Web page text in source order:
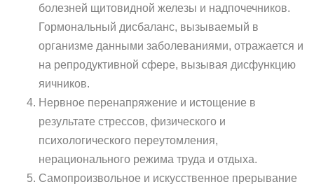
болезней щитовидной железы и надпочечников.
Гормональный дисбаланс, вызываемый в
организме данными заболеваниями, отражается и
на репродуктивной сфере, вызывая дисфункцию
яичников.
Нервное перенапряжение и истощение в
результате стрессов, физического и
психологического переутомления,
нерационального режима труда и отдыха.
Самопроизвольное и искусственное прерывание